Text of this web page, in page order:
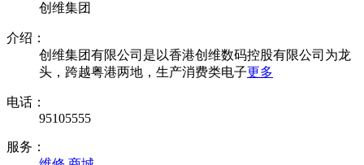
创维集团
介绍：
创维集团有限公司是以香港创维数码控股有限公司为龙
头，跨越粤港两地，生产消费类电子更多
电话：
95105555
服务：